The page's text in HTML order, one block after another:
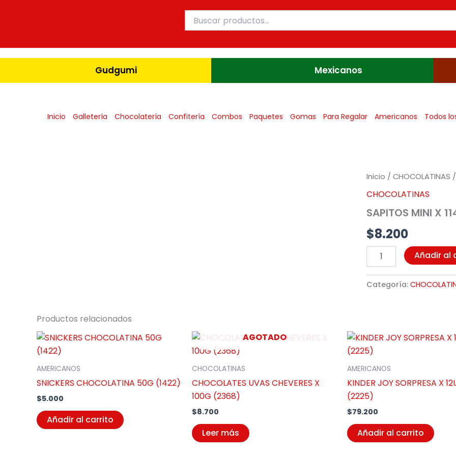
por:
Gudgumi Mexicanos
Inicio Galletería Chocolatería Confitería Combos Paquetes Gomas Para Regalar Americanos Todos
Inicio / CHOCOLATINAS
CHOCOLATINAS
SAPITOS MINI X
$8.200
SAPITOS
X
(382)
cantidad
Añadir al
Categoría:
Productos relacionados
AMERICANOS
SNICKERS CHOCOLATINA 50G (1422)
$5.000
Añadir al carrito
AGOTADO
CHOCOLATINAS
CHOCOLATES UVAS CHEVERES X
100G (2368)
$8.700
Leer más
AMERICANOS
KINDER JOY SORPRESA X
(2225)
$79.200
Añadir al carrito